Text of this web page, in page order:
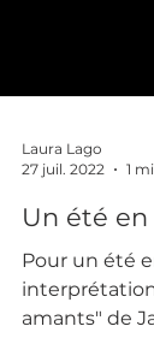
27 juil. 2022
1
Un été
Pour un été